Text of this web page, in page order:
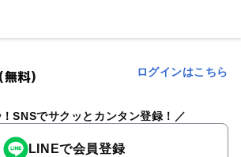
(無料) ログインはこちら
SNSでサクッとカンタン登録！
LINEで会員登録